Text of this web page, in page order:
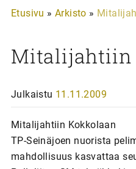
Etusivu » Arkisto »
Mitalijahtiin
Julkaistu 11.11.2009
Mitalijahtiin Kokkolaan
TP-Seinäjoen nuorista
mahdollisuus kasvattaa